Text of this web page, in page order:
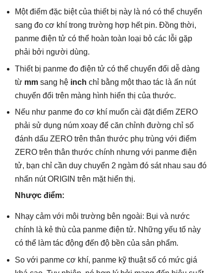
Một điểm đặc biệt của thiết bị này là nó có thể chuyển
sang đo cơ khí trong trường hợp hết pin. Đồng thời,
panme điện tử có thể hoàn toàn loại bỏ các lỗi gặp
phải bởi người dùng.
Thiết bị panme đo điện tử có thể chuyển đổi dễ dàng
từ mm sang hệ inch chỉ bằng một thao tác là ấn nút
chuyển đổi trên màng hình hiển thị của thước.
Nếu như panme đo cơ khí muốn cài đặt điểm ZERO
phải sử dụng núm xoay để căn chỉnh đường chỉ số
đánh dấu ZERO trên thân thước phụ trùng với điểm
ZERO trên thân thước chính nhưng với panme điện
tử, bạn chỉ cần duy chuyển 2 ngàm đó sát nhau sau đó
nhấn nút ORIGIN trên mặt hiển thị.
Nhược điểm:
Nhạy cảm với môi trường bên ngoài: Bụi và nước
chính là kẻ thù của panme điện tử. Những yếu tố này
có thể làm tác động đến độ bền của sản phẩm.
So với panme cơ khí, panme kỹ thuật số có mức giá